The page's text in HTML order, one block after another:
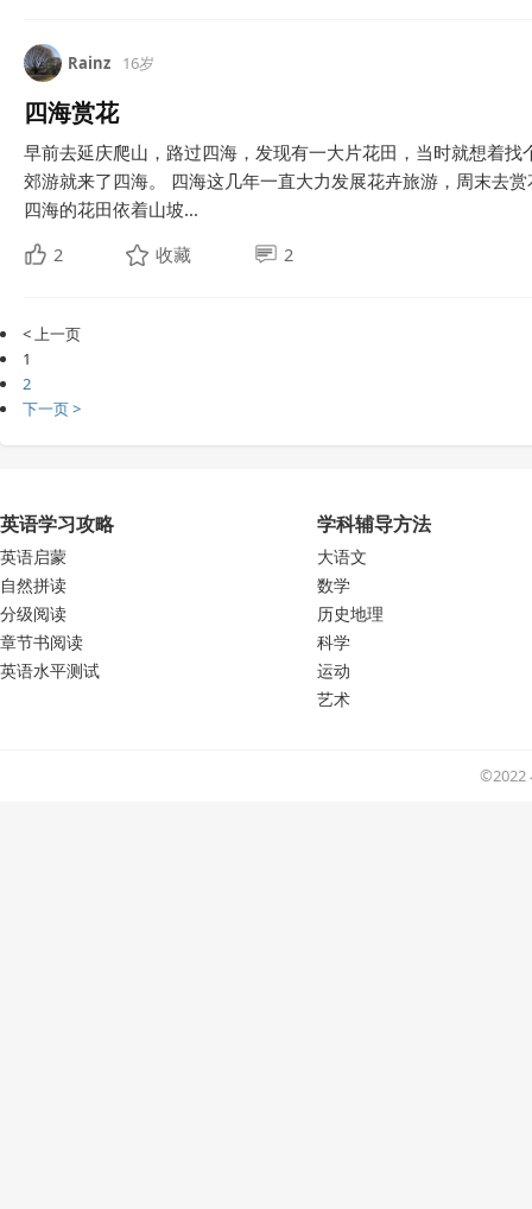
Rainz 16岁
四海赏花
早前去延庆爬山，路过四海，发现有一大片花田，当时就想着
郊游就来了四海。 四海这几年一直大力发展花卉旅游，周末去
四海的花田依着山坡...
2
收藏 2
< 上一页
1
2
下一页 >
英语学习攻略
英语启蒙
自然拼读
分级阅读
章节书阅读
英语水平测试
学科辅导方法
大语文
数学
历史地理
科学
运动
艺术
©2022